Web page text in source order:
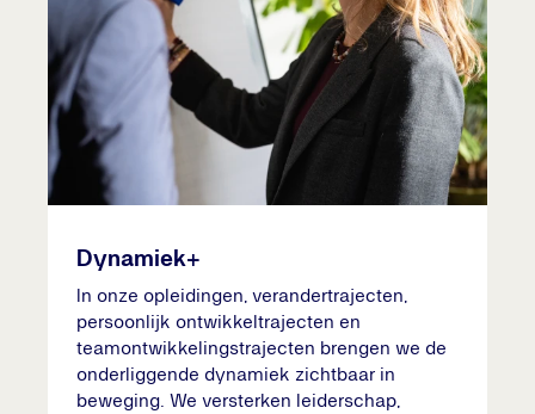
Dynamiek+
In onze opleidingen, verandertrajecten,
persoonlijk ontwikkeltrajecten en
teamontwikkelingstrajecten brengen we de
onderliggende dynamiek zichtbaar in
beweging. We versterken leiderschap,